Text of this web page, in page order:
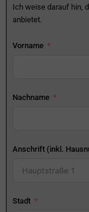
Ich weise darauf hin,
anbietet.
Vorname
Nachname
Anschrift (inkl.
Stadt